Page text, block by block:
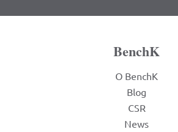
BenchK
O BenchK
Blog
CSR
News